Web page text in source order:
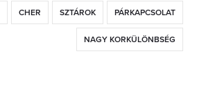
CHER SZTÁROK PÁRKAPCSOLAT
NAGY KORKÜLÖNBSÉG